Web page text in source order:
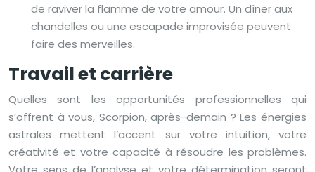
de raviver la flamme de votre amour. Un dîner aux
chandelles ou une escapade improvisée peuvent
faire des merveilles.
Travail et carrière
Quelles sont les opportunités professionnelles qui
s’offrent à vous, Scorpion, après-demain ? Les énergies
astrales mettent l’accent sur votre intuition, votre
créativité et votre capacité à résoudre les problèmes.